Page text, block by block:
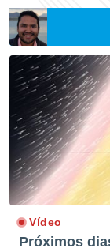
Vídeo
Próximos